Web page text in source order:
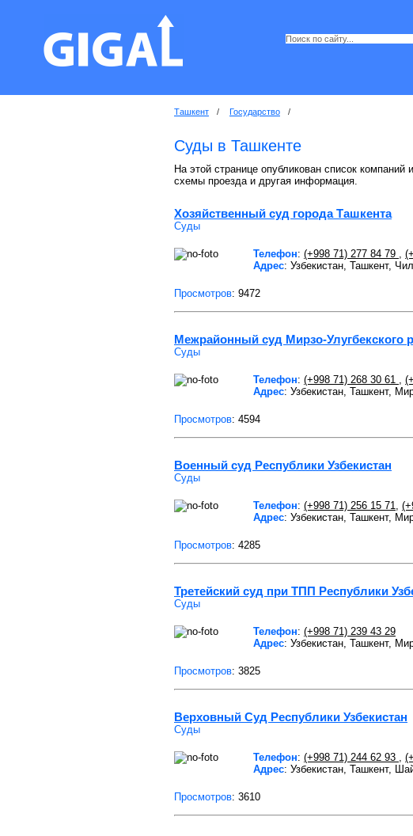
Ташкент / Государство /
Суды в Ташкенте
На этой странице опубликован список
схемы проезда и другая информация.
Хозяйственный суд города Ташкента
Суды
Телефон: (+998 71) 277 84 79 ,
Адрес: Узбекистан, Ташкент,
Просмотров: 9472
Межрайонный суд Мирзо-Улугбекского
Суды
Телефон: (+998 71) 268 30 61 ,
Адрес: Узбекистан, Ташкент,
Просмотров: 4594
Военный суд Республики Узбекистан
Суды
Телефон: (+998 71) 256 15 71,
Адрес: Узбекистан, Ташкент,
Просмотров: 4285
Третейский суд при ТПП Республики
Суды
Телефон: (+998 71) 239 43 29
Адрес: Узбекистан, Ташкент,
Просмотров: 3825
Верховный Суд Республики Узбекистан
Суды
Телефон: (+998 71) 244 62 93 ,
Адрес: Узбекистан, Ташкент,
Просмотров: 3610